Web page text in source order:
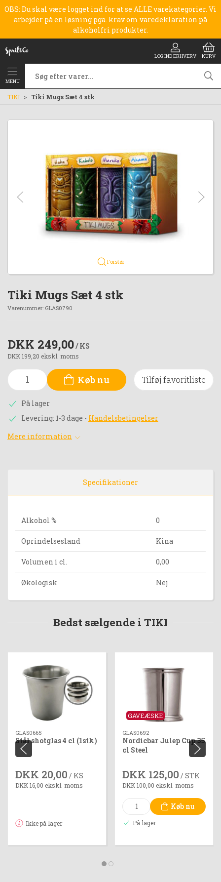
OBS: Du skal være logget ind for at se ALLE varekategorier. Vi
arbejder på en løsning pga. krav om varedeklaration på
alkoholfri produkter.
LOG IND ERHVERV KURV
MENU
TIKI Tiki Mugs Sæt 4 stk
Forstør
Tiki Mugs Sæt 4 stk
Varenummer: GLAS0790
DKK 249,00/ KS
DKK 199,20 ekskl. moms
Køb nu Tilføj favoritliste
På lager
Levering: 1-3 dage - Handelsbetingelser
Mere information
Specifikationer
Alkohol % 0
Oprindelsesland Kina
Volumen i cl. 0,00
Økologisk Nej
Bedst sælgende i TIKI
GLAS0665
Stål shotglas 4 cl (1stk)
DKK 20,00 / KS
DKK 16,00 ekskl. moms
Ikke på lager
GAVEÆSKE
GLAS0692
Nordicbar Julep Cup 35
cl Steel
DKK 125,00 / STK
DKK 100,00 ekskl. moms
Køb nu
På lager